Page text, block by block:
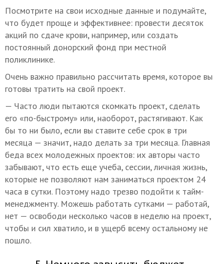
Посмотрите на свои исходные данные и подумайте,
что будет проще и эффективнее: провести десяток
акций по сдаче крови, например, или создать
постоянный донорский фонд при местной
поликлинике.
Очень важно правильно рассчитать время, которое вы
готовы тратить на свой проект.
— Часто люди пытаются скомкать проект, сделать
его «по-быстрому» или, наоборот, растягивают. Как
бы то ни было, если вы ставите себе срок в три
месяца — значит, надо делать за три месяца. Главная
беда всех молодежных проектов: их авторы часто
забывают, что есть еще учеба, сессии, личная жизнь,
которые не позволяют нам заниматься проектом 24
часа в сутки. Поэтому надо трезво подойти к тайм-
менеджменту. Можешь работать сутками — работай,
нет — освободи несколько часов в неделю на проект,
чтобы и сил хватило, и в ущерб всему остальному не
пошло.